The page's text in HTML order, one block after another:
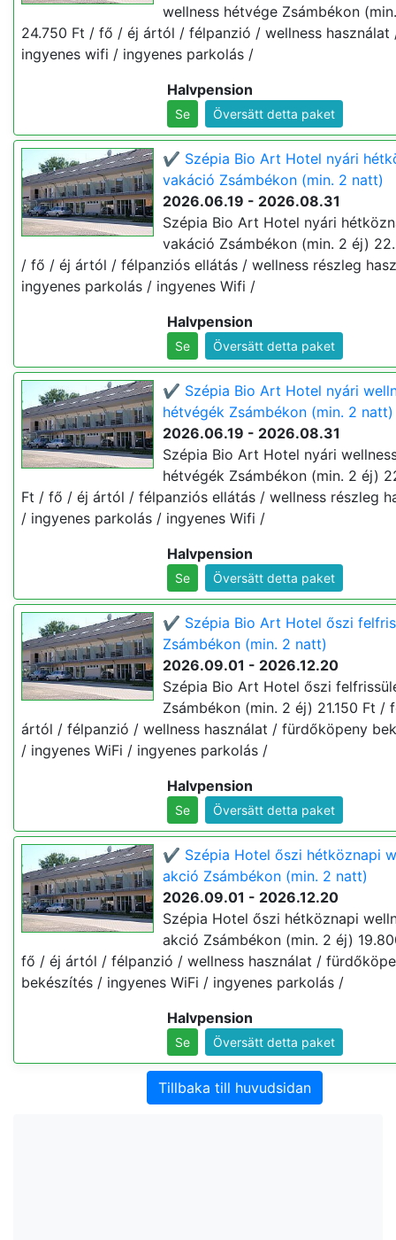
wellness hétvége Zsámbékon
24.750 Ft / fő / éj ártól / félpanzió / wellness használat
ingyenes wifi / ingyenes parkolás /
Halvpension
Se Översätt detta paket
✔️ Szépia Bio Art Hotel nyári
vakáció Zsámbékon (min. 2 natt)
2026.06.19 - 2026.08.31
Szépia Bio Art Hotel nyári
vakáció Zsámbékon (min. 2 éj)
/ fő / éj ártól / félpanziós ellátás / wellness részleg
ingyenes parkolás / ingyenes Wifi /
Halvpension
Se Översätt detta paket
✔️ Szépia Bio Art Hotel nyári
hétvégék Zsámbékon (min. 2 natt)
2026.06.19 - 2026.08.31
Szépia Bio Art Hotel nyári
hétvégék Zsámbékon (min. 2 éj)
Ft / fő / éj ártól / félpanziós ellátás / wellness részleg
/ ingyenes parkolás / ingyenes Wifi /
Halvpension
Se Översätt detta paket
✔️ Szépia Bio Art Hotel őszi
Zsámbékon (min. 2 natt)
2026.09.01 - 2026.12.20
Szépia Bio Art Hotel őszi
Zsámbékon (min. 2 éj) 21.150 Ft /
ártól / félpanzió / wellness használat / fürdőköpeny
/ ingyenes WiFi / ingyenes parkolás /
Halvpension
Se Översätt detta paket
✔️ Szépia Hotel őszi hétköznapi
akció Zsámbékon (min. 2 natt)
2026.09.01 - 2026.12.20
Szépia Hotel őszi hétköznapi
akció Zsámbékon (min. 2 éj)
fő / éj ártól / félpanzió / wellness használat /
bekészítés / ingyenes WiFi / ingyenes parkolás /
Halvpension
Se Översätt detta paket
Tillbaka till huvudsidan